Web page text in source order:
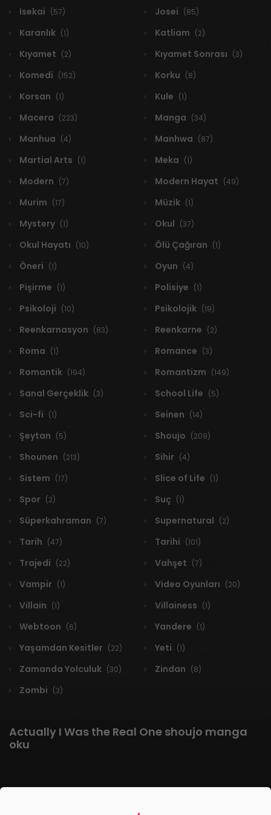
Isekai (57) Josei (85)
Karanlık (1) Katliam (2)
Kıyamet (2) Kıyamet Sonrası (3)
Komedi (152) Korku (8)
Korsan (1) Kule (1)
Macera (223) Manga (34)
Manhua (4) Manhwa (87)
Martial Arts (1) Meka (1)
Modern (7) Modern Hayat (49)
Murim (17) Müzik (1)
Mystery (1) Okul (37)
Okul Hayatı (10) Ölü Çağıran (1)
Öneri (1) Oyun (4)
Pişirme (1) Polisiye (1)
Psikoloji (10) Psikolojik (19)
Reenkarnasyon (83) Reenkarne (2)
Roma (1) Romance (3)
Romantik (194) Romantizm (149)
Sanal Gerçeklik (3) School Life (5)
Sci-fi (1) Seinen (14)
Şeytan (5) Shoujo (209)
Shounen (213) Sihir (4)
Sistem (17) Slice of Life (1)
Spor (2) Suç (1)
Süperkahraman (7) Supernatural (2)
Tarih (47) Tarihi (101)
Trajedi (22) Vahşet (7)
Vampir (1) Video Oyunları (20)
Villain (1) Villainess (1)
Webtoon (6) Yandere (1)
Yaşamdan Kesitler (22) Yeti (1)
Zamanda Yolculuk (30) Zindan (8)
Zombi (3)
Actually I Was the Real One shoujo manga
oku